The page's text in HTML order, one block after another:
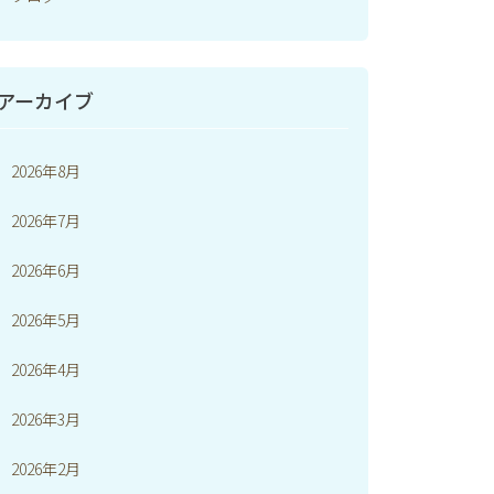
ーカイブ
2026年8月
2026年7月
2026年6月
2026年5月
2026年4月
2026年3月
2026年2月